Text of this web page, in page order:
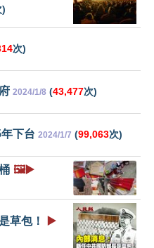
)
次)
2024/1/8 (43,477次)
下台 2024/1/7 (99,063次)
🖼️▶️
草包！ ▶️